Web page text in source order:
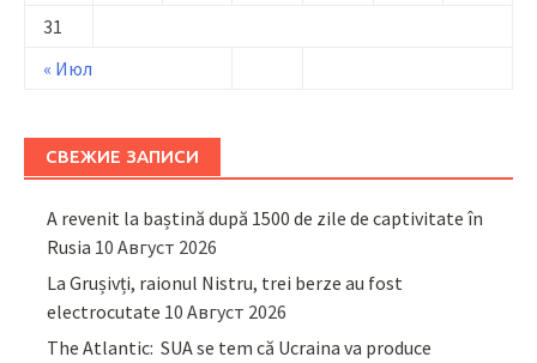
« Июл
31
СВЕЖИЕ ЗАПИСИ
A revenit la baștină după 1500 de zile de captivitate în
Rusia 10 Август 2026
La Grușivți, raionul Nistru, trei berze au fost
electrocutate 10 Август 2026
The Atlantic: SUA se tem că Ucraina va produce